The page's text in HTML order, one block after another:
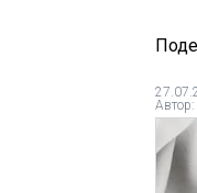
Автор: